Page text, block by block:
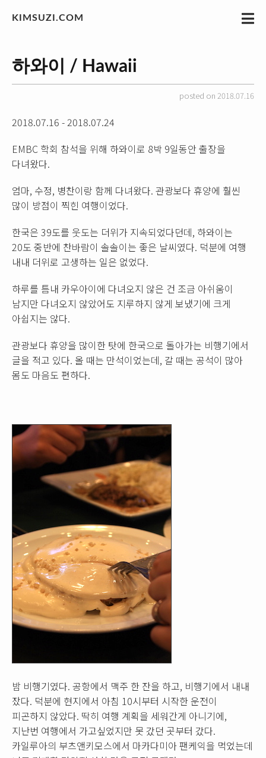
KIMSUZI.COM
하와이 / Hawaii
posted on 2018.07.16
2018.07.16 - 2018.07.24
EMBC 학회 참석을 위해 하와이로 8박 9일동안 출장을
다녀왔다.
엄마, 수정, 병찬이랑 함께 다녀왔다. 관광보다 휴양에 훨씬
많이 방점이 찍힌 여행이었다.
한국은 39도를 웃도는 더위가 지속되었다던데, 하와이는
20도 중반에 찬바람이 솔솔이는 좋은 날씨였다. 덕분에 여행
내내 더위로 고생하는 일은 없었다.
하루를 틈내 카우아이에 다녀오지 않은 건 조금 아쉬움이
남지만 다녀오지 않았어도 지루하지 않게 보냈기에 크게
아쉽지는 않다.
관광보다 휴양을 많이한 탓에 한국으로 돌아가는 비행기에서
글을 적고 있다. 올 때는 만석이었는데, 갈 때는 공석이 많아
몸도 마음도 편하다.
밤 비행기였다. 공항에서 맥주 한 잔을 하고, 비행기에서 내내
잤다. 덕분에 현지에서 아침 10시부터 시작한 운전이
피곤하지 않았다. 딱히 여행 계획을 세워간게 아니기에,
지난번 여행에서 가고싶었지만 못 갔던 곳부터 갔다.
카일루아의 부츠앤키모스에서 마카다미아 팬케익을 먹었는데